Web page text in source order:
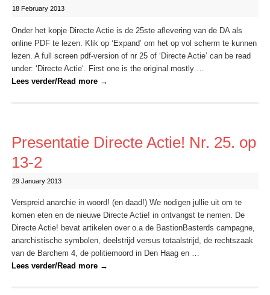
18 February 2013
Onder het kopje Directe Actie is de 25ste aflevering van de DA als
online PDF te lezen. Klik op ‘Expand’ om het op vol scherm te kunnen
lezen. A full screen pdf-version of nr 25 of ‘Directe Actie’ can be read
under: ‘Directe Actie‘. First one is the original mostly …
Lees verder/Read more →
Presentatie Directe Actie! Nr. 25. op
13-2
29 January 2013
Verspreid anarchie in woord! (en daad!) We nodigen jullie uit om te
komen eten en de nieuwe Directe Actie! in ontvangst te nemen. De
Directe Actie! bevat artikelen over o.a de BastionBasterds campagne,
anarchistische symbolen, deelstrijd versus totaalstrijd, de rechtszaak
van de Barchem 4, de politiemoord in Den Haag en …
Lees verder/Read more →